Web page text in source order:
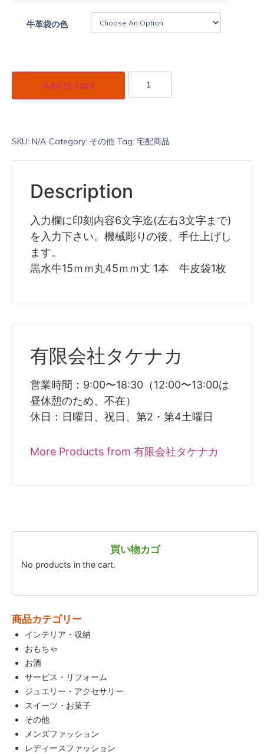
牛革袋の色
Add to cart
SKU: N/A Category: その他 Tag: 宅配商品
Description
入力欄に印刻内容6文字迄(左右3文字まで)
を入力下さい。機械彫りの後、手仕上げし
ます。
黒水牛15ｍｍ丸45ｍｍ丈 1本 牛皮袋1枚
有限会社タケナカ
営業時間：9:00〜18:30（12:00〜13:00は
昼休憩のため、不在）
休日：日曜日、祝日、第2・第4土曜日
More Products from 有限会社タケナカ
買い物カゴ
No products in the cart.
商品カテゴリー
インテリア・収納
おもちゃ
お酒
サービス・リフォーム
ジュエリー・アクセサリー
スイーツ・お菓子
その他
メンズファッション
レディースファッション